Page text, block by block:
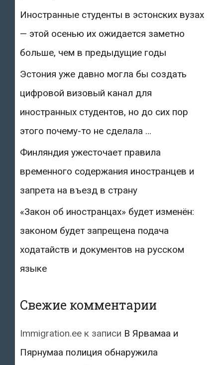
Иностранные студенты в эстонских вузах
— этой осенью их ожидается заметно
больше, чем в предыдущие годы
Эстония уже давно могла бы создать
цифровой визовый канал для
иностранных студентов, но до сих пор
этого почему-то не сделала …
Финляндия ужесточает правила
временного содержания иностранцев и
запрета на въезд в страну
«Закон об иностранцах» будет изменён:
законом будет запрещена подача
ходатайств и документов на русском
языке
Свежие комментарии
Immigration.ee к записи В Ярвамаа и
Пярнумаа полиция обнаружила